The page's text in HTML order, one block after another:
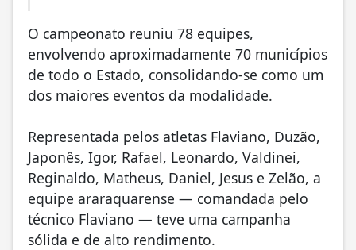
O campeonato reuniu 78 equipes,
envolvendo aproximadamente 70 municípios
de todo o Estado, consolidando-se como um
dos maiores eventos da modalidade.
Representada pelos atletas Flaviano, Duzão,
Japonês, Igor, Rafael, Leonardo, Valdinei,
Reginaldo, Matheus, Daniel, Jesus e Zelão, a
equipe araraquarense — comandada pelo
técnico Flaviano — teve uma campanha
sólida e de alto rendimento.